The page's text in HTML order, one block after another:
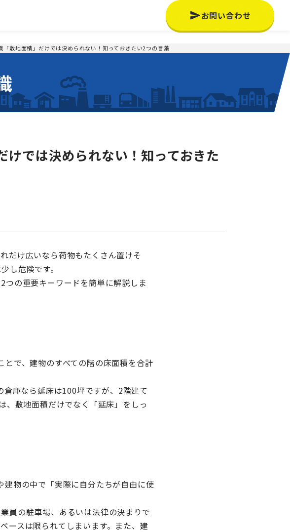
お問い合わせ
「敷地面積」だけでは決められない！知っておきたい2つの言葉
けでは決められない！知っておきた
だけ広いなら荷物もたくさん置けそ
し危険です。
の重要キーワードを簡単に解説しま
で、建物のすべての階の床面積を合計
庫なら延床は100坪ですが、2階建て
、敷地面積だけでなく「延床」をしっ
物の中で「実際に自分たちが自由に使
員の駐車場、あるいは法律の決まりで
ースは限られてしまいます。また、建